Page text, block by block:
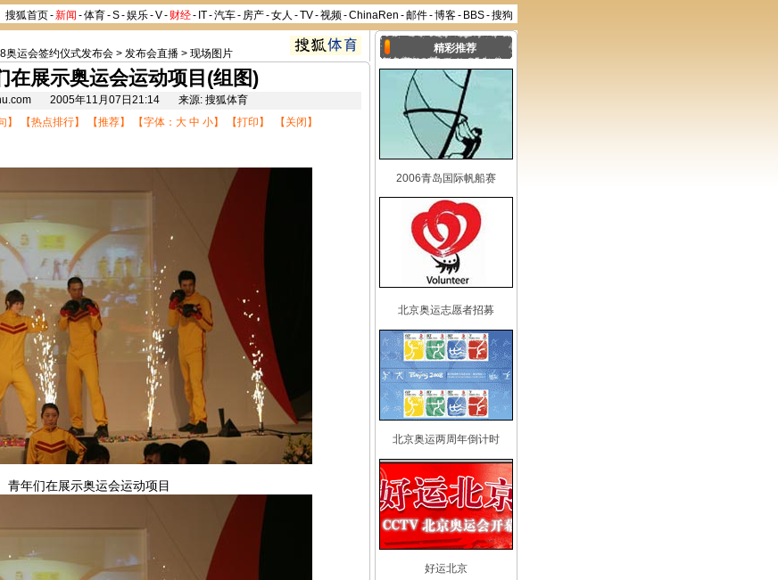
搜狐首页-新闻 -体育-S-娱乐-V- 财经- IT-汽车- 房产-女人 -TV-视频-ChinaRen -邮件-博客- BBS-搜狗
奥运会签约仪式发布会 > 发布会直播 > 现场图片
在展示奥运会运动项目(组图)
2005年11月07日21:14 来源: 搜狐体育
】 【热点排行】 【推荐】 【字体： 大 中 小】 【打印 】 【 关闭 】
青年们在展示奥运会运动项目
精彩推荐
2006青岛国际帆船赛
北京奥运志愿者招募
北京奥运两周年倒计时
好运北京